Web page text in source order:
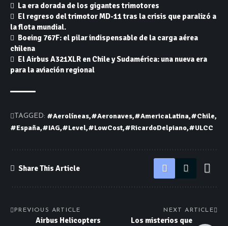
La era dorada de los gigantes trimotores
El regreso del trimotor MD-11 tras la crisis que paralizó a
la flota mundial.
Boeing 767F: el pilar indispensable de la carga aérea
chilena
El Airbus A321XLR en Chile y Sudamérica: una nueva era
para la aviación regional
TAGGED: #Aerolíneas #Aeronaves #AmericaLatina #Chile
#España #IAG #Level #LowCost #RicardoDelpiano #ULCC
Share This Article
PREVIOUS ARTICLE
Airbus Helicopters
NEXT ARTICLE
Los misterios que